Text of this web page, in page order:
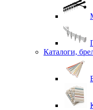
Каталоги,